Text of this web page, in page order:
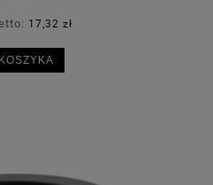
17,32 zł